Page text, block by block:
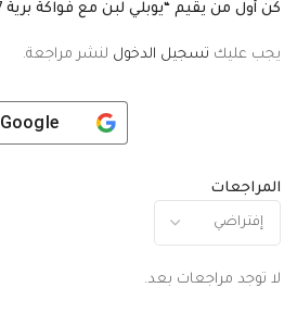
المراجعات
لا توجد مراجعات بعد.
كن أول من يقيم “يوبلي لبن مع فواكة برية 0.7% دسم 200 جم”
يجب عليك تسجيل الدخول لنشر مراجعة.
Google